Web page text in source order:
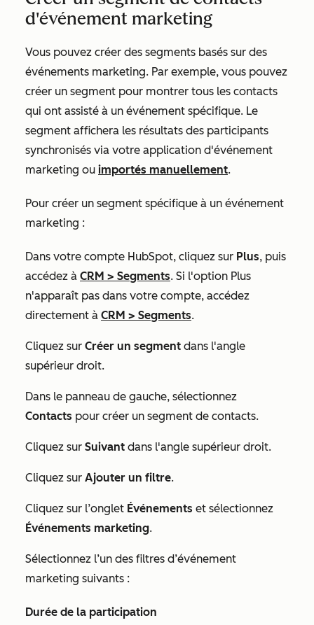
d'événement marketing
Vous pouvez créer des segments basés sur des
événements marketing. Par exemple, vous pouvez
créer un segment pour montrer tous les contacts
qui ont assisté à un événement spécifique. Le
segment affichera les résultats des participants
synchronisés via votre application d'événement
marketing ou importés manuellement.
Pour créer un segment spécifique à un événement
marketing :
Dans votre compte HubSpot, cliquez sur Plus, puis
accédez à CRM > Segments. Si l'option Plus
n'apparaît pas dans votre compte, accédez
directement à CRM > Segments.
Cliquez sur Créer un segment dans l'angle
supérieur droit.
Dans le panneau de gauche, sélectionnez
Contacts pour créer un segment de contacts.
Cliquez sur Suivant dans l'angle supérieur droit.
Cliquez sur Ajouter un filtre.
Cliquez sur l’onglet Événements et sélectionnez
Événements marketing.
Sélectionnez l’un des filtres d’événement
marketing suivants :
Durée de la participation